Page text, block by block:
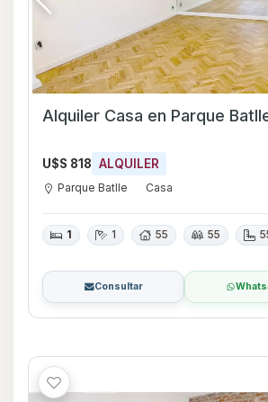
Alquiler Casa en Parque
U$S 818 ALQUILER
Parque Batlle Casa
1 1 55 55
Consultar